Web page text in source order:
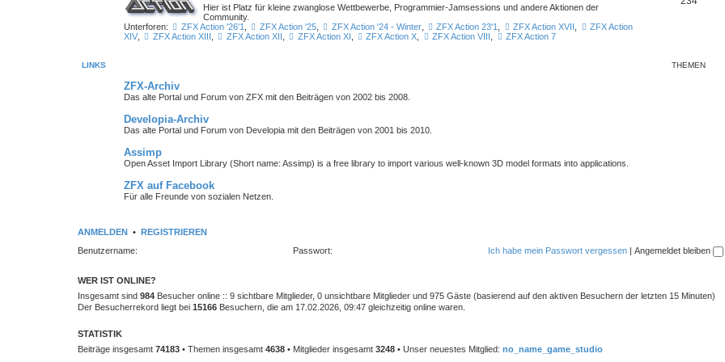
Hier ist Platz für kleine zwanglose Wettbewerbe, Programmier-Jamsessions und andere Aktionen der
Community.
Unterforen:
ZFX Action '26'1, ZFX Action '25, ZFX Action '24 - Winter, ZFX Action 23'1, ZFX Action XVII ,
ZFX Action
XIV, ZFX Action XIII , ZFX Action XII , ZFX Action XI , ZFX Action X, ZFX Action VIII , ZFX Action 7
LINKS THEMEN
ZFX-Archiv
Das alte Portal und Forum von ZFX mit den Beiträgen von 2002 bis 2008.
Developia-Archiv
Das alte Portal und Forum von Developia mit den Beiträgen von 2001 bis 2010.
Assimp
Open Asset Import Library (Short name: Assimp) is a free library to import various well-known 3D model formats into applications.
ZFX auf Facebook
Für alle Freunde von sozialen Netzen.
ANMELDEN •
REGISTRIEREN
Benutzername:
Passwort: Ich habe mein Passwort vergessen Angemeldet bleiben
WER IST ONLINE?
Insgesamt sind 984 Besucher online :: 9 sichtbare Mitglieder, 0 unsichtbare Mitglieder und 975 Gäste (basierend auf den aktiven Besuchern der letzten 15 Minuten)
Der Besucherrekord liegt bei 15166 Besuchern, die am 17.02.2026, 09:47 gleichzeitig online waren.
STATISTIK
Beiträge insgesamt 74183 • Themen insgesamt 4638 • Mitglieder insgesamt 3248 • Unser neuestes Mitglied: no_name_game_studio